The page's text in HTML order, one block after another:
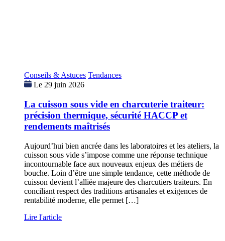
Conseils & Astuces Tendances
Le 29 juin 2026
La cuisson sous vide en charcuterie traiteur:
précision thermique, sécurité HACCP et
rendements maîtrisés
Aujourd’hui bien ancrée dans les laboratoires et les ateliers, la
cuisson sous vide s’impose comme une réponse technique
incontournable face aux nouveaux enjeux des métiers de
bouche. Loin d’être une simple tendance, cette méthode de
cuisson devient l’alliée majeure des charcutiers traiteurs. En
conciliant respect des traditions artisanales et exigences de
rentabilité moderne, elle permet […]
Lire l'article